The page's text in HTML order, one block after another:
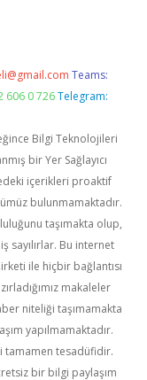
Teams:
606 0 726 Telegram:
Bilgi Teknolojileri
bir Yer Sağlayıcı
içerikleri proaktif
bulunmamaktadır.
taşımakta olup,
sayılırlar. Bu internet
ile hiçbir bağlantısı
makaleler
niteliği taşımamakta
yapılmamaktadır.
tamamen tesadüfidir.
bir bilgi paylaşım